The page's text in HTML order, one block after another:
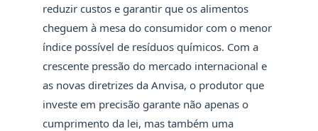
reduzir custos e garantir que os alimentos
cheguem à mesa do consumidor com o menor
índice possível de resíduos químicos. Com a
crescente pressão do mercado internacional e
as novas diretrizes da Anvisa, o produtor que
investe em precisão garante não apenas o
cumprimento da lei, mas também uma